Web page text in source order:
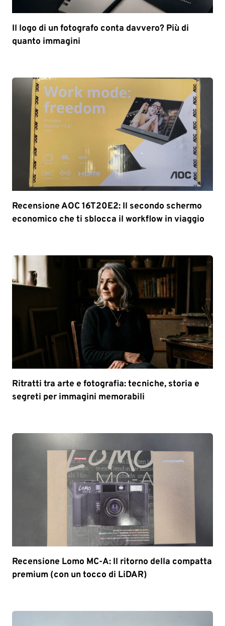
Il logo di un fotografo conta davvero? Più di
quanto immagini
Recensione AOC 16T20E2: Il secondo schermo
economico che ti sblocca il workflow in viaggio
Ritratti tra arte e fotografia: tecniche, storia e
segreti per immagini memorabili
Recensione Lomo MC-A: Il ritorno della compatta
premium (con un tocco di LiDAR)